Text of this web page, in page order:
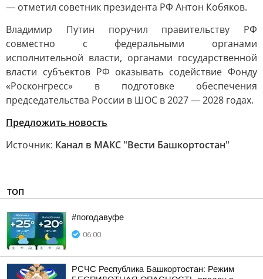
— отметил советник президента РФ Антон Кобяков.
Владимир Путин поручил правительству РФ
совместно с федеральными органами
исполнительной власти, органами государственной
власти субъектов РФ оказывать содействие Фонду
«Росконгресс» в подготовке обеспечения
председательства России в ШОС в 2027 — 2028 годах.
Предложить новость
Источник: Канал в МАКС "Вести Башкортостан"
ТОП
#погодавуфе
06:00
РСЧС Республика Башкортостан: Режим